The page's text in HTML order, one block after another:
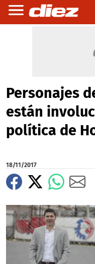
Personajes
están
política de
18/11/2017